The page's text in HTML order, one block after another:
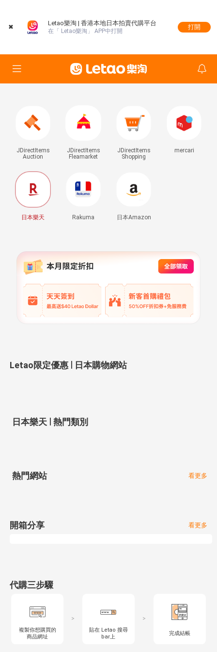
✖
Letao樂淘 | 香港本地日本拍賣代購平台
在「 Letao樂淘」 APP中打開
打開
JDirectItems
Auction
JDirectItems
Fleamarket
JDirectItems
Shopping
mercari
日本樂天 Rakuma 日本Amazon
Letao限定優惠 | 日本購物網站
日本樂天 | 熱門類別
熱門網站 看更多
開箱分享 看更多
代購三步驟
複製你想購買的
商品網址
>
貼在 Letao 搜尋
bar上
>
完成結帳